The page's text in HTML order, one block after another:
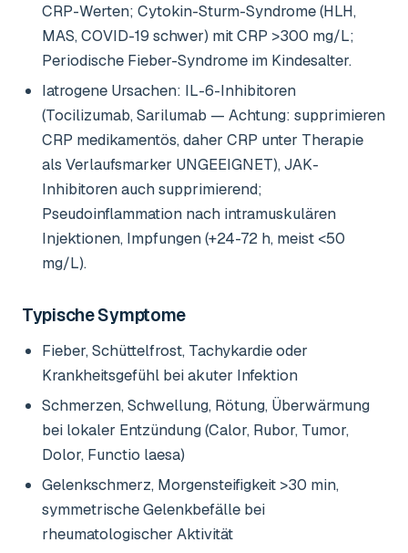
CRP-Werten; Cytokin-Sturm-Syndrome (HLH,
MAS, COVID-19 schwer) mit CRP >300 mg/L;
Periodische Fieber-Syndrome im Kindesalter.
Iatrogene Ursachen: IL-6-Inhibitoren
(Tocilizumab, Sarilumab — Achtung: supprimieren
CRP medikamentös, daher CRP unter Therapie
als Verlaufsmarker UNGEEIGNET), JAK-
Inhibitoren auch supprimierend;
Pseudoinflammation nach intramuskulären
Injektionen, Impfungen (+24-72 h, meist <50
mg/L).
Typische Symptome
Fieber, Schüttelfrost, Tachykardie oder
Krankheitsgefühl bei akuter Infektion
Schmerzen, Schwellung, Rötung, Überwärmung
bei lokaler Entzündung (Calor, Rubor, Tumor,
Dolor, Functio laesa)
Gelenkschmerz, Morgensteifigkeit >30 min,
symmetrische Gelenkbefälle bei
rheumatologischer Aktivität